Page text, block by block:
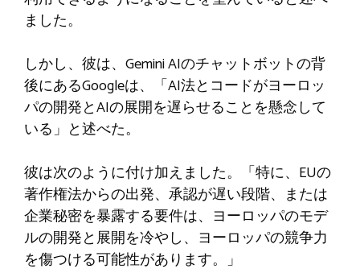
ました。
しかし、彼は、Gemini AIのチャットボットの背
後にあるGoogleは、「AI法とコードがヨーロッ
パの開発とAIの展開を遅らせることを懸念して
いる」と述べた。
彼は次のように付け加えました。「特に、EUの
著作権法からの出発、承認が遅い段階、または
企業秘密を暴露する要件は、ヨーロッパのモデ
ルの開発と展開を冷やし、ヨーロッパの競争力
を傷つける可能性があります。」